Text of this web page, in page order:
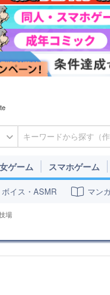
ゲーム スマホゲーム
ボイス・ASMR マン
場